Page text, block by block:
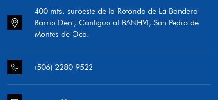
400 mts. suroeste de la Rotonda de La Bandera
Barrio Dent, Contiguo al BANHVI, San Pedro de
Montes de Oca.
(506) 2280-9522